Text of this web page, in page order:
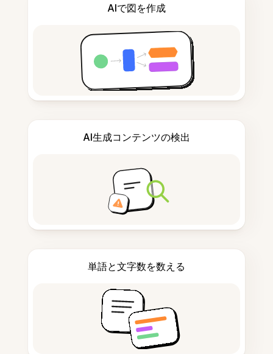
AIで図を作成
AI生成コンテンツの検出
単語と文字数を数える